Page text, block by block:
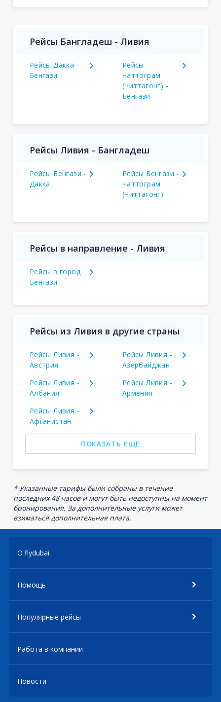
Рейсы Бангладеш - Ливия
Рейсы Дакка -
Бенгази
Рейсы
Чаттограм
(Читтагонг) -
Бенгази
Рейсы Ливия - Бангладеш
Рейсы Бенгази -
Дакка
Рейсы Бенгази -
Чаттограм
(Читтагонг)
Рейсы в направление - Ливия
Рейсы в город
Бенгази
Рейсы из Ливия в другие страны
Рейсы Ливия -
Австрия
Рейсы Ливия -
Азербайджан
Рейсы Ливия -
Албания
Рейсы Ливия -
Армения
Рейсы Ливия -
Афганистан
ПОКАЗАТЬ ЕЩЕ
* Указанные тарифы были собраны в течение
последних 48 часов и могут быть недоступны на момент
бронирования. За дополнительные услуги может
взиматься дополнительная плата.
О flydubai
Помощь
Популярные рейсы
Работа в компании
Новости